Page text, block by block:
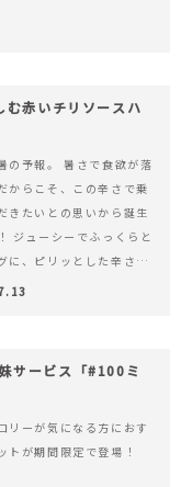
む赤いチリソースハ
の予報。 暑さで食欲が落
からこそ、この辛さで乗
きたいとの思いから誕生
ジューシーでふっくらと
に、ピリッとした辛さと
楽しめる特製チリソース
読む ピリッと刺激のあ
サービス「#100ミ
リーが気になる方におす
トが期間限定で登場！